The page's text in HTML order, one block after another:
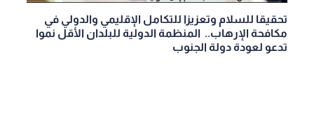
تحقيقا للسلام وتعزيزا للتكامل الإقليمي والدولي في
مكافحة الإرهاب.. ‏ المنظمة الدولية للبلدان الأقل نموا
تدعو لعودة دولة الجنوب